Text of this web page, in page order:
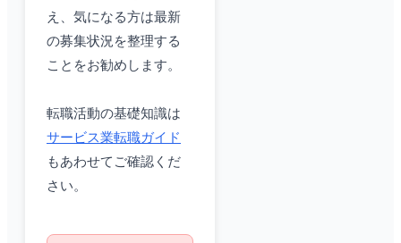
え、気になる方は最新
の募集状況を整理する
ことをお勧めします。
転職活動の基礎知識は
サービス業転職ガイド
もあわせてご確認くだ
さい。